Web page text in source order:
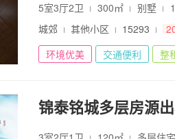
5室3厅2卫 300㎡ 别墅
城郊
其他小区 15293
环境优美
交通便利 整
锦泰铭城多层房源